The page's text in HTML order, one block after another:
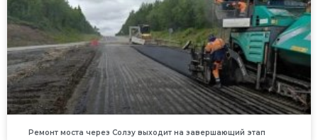
Ремонт моста через Солзу выходит на завершающий этап